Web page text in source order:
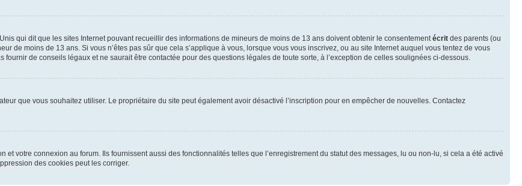
qui dit que les sites Internet pouvant recueillir des informations de mineurs de moins de 13 ans doivent obtenir le consentementécrit des parents (ou
de moins de 13 ans. Si vous n’êtes pas sûr que cela s’applique à vous, lorsque vous vous inscrivez, ou au site Internet auquel vous tentez de vous
de conseils légaux et ne saurait être contactée pour des questions légales de toute sorte, à l’exception de celles soulignées ci-dessous.
que vous souhaitez utiliser. Le propriétaire du site peut également avoir désactivé l’inscription pour en empêcher de nouvelles. Contactez
votre connexion au forum. Ils fournissent aussi des fonctionnalités telles que l’enregistrement du statut des messages, lu ou non-lu, si cela a été activé
des cookies peut les corriger.